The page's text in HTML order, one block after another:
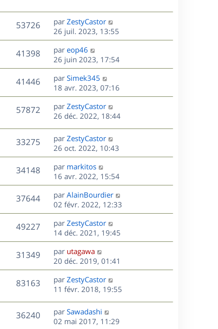
g
e
s
s
a
g
e
s
r
m
e
s
s
a
g
e
s
n
i
e
r
m
e
s
s
a
g
e
53726V
u
e
D
e
r
n
i
e
r
m
e
s
s
a
g
e
par ZestyCastor
26 juil. 2023, 13:55
41398V
u
e
s
D
e
r
n
i
e
r
m
e
s
s
a
g
e
par eop46
26 juin 2023, 17:54
41446V
u
e
D
e
r
n
i
e
r
m
e
s
s
a
g
e
par Simek345
18 avr. 2023, 07:16
57872V
u
e
D
e
n
i
e
r
m
e
s
s
a
g
e
par ZestyCastor
26 déc. 2022, 18:44
33275V
u
e
D
e
r
n
i
e
r
m
e
s
s
a
g
e
par ZestyCastor
26 oct. 2022, 10:43
34148V
u
s
D
e
r
n
i
e
r
m
e
s
s
a
g
e
par markitos
16 avr. 2022, 15:54
37644V
u
s
D
e
r
n
i
e
r
m
e
s
s
a
g
e
par AlainBourdier
02 févr. 2022, 12:33
49227V
u
s
D
e
r
n
i
e
r
m
e
s
s
par ZestyCastor
14 déc. 2021, 19:45
31349V
u
e
D
e
r
n
i
r
m
par utagawa
20 déc. 2019, 01:41
83163V
u
e
D
e
i
par ZestyCastor
11 févr. 2018, 19:55
36240V
D
e
par Sawadashi
02 mai 2017, 11:29